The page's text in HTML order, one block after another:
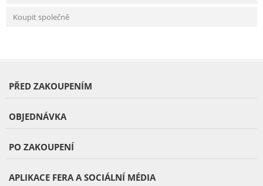
Koupit společně
PŘED ZAKOUPENÍM
OBJEDNÁVKA
PO ZAKOUPENÍ
APLIKACE FERA A SOCIÁLNÍ MÉDIA